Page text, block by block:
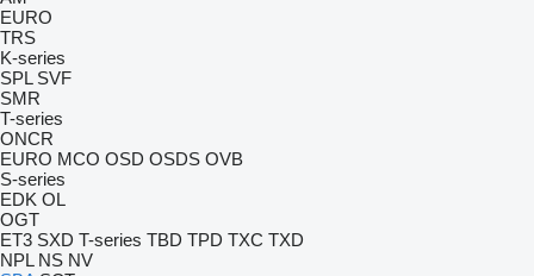
EURO
TRS
K-series
SPL SVF
SMR
T-series
ONCR
EURO MCO OSD OSDS OVB
S-series
EDK OL
OGT
ET3 SXD T-series TBD TPD TXC TXD
NPL NS NV